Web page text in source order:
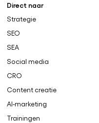
Direct naar
Strategie
SEO
SEA
Social media
CRO
Content creatie
AI-marketing
Trainingen